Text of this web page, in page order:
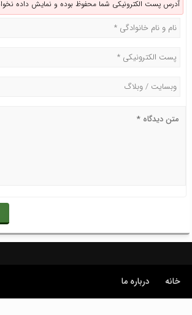
آدرس پست الکترونیکی شما محفوظ بوده و نمایش داده
خانه درباره ما